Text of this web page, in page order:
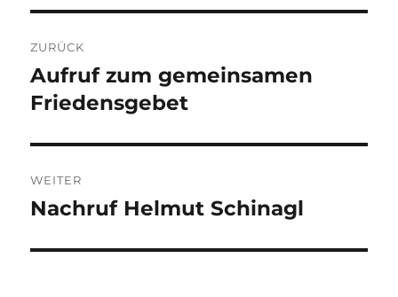
ZURÜCK
Vorheriger
Beitrag:
Aufruf zum gemeinsamen
Friedensgebet
WEITER
Nächster
Nachruf Helmut Schinagl